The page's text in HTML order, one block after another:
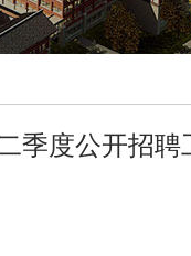
季度公开招